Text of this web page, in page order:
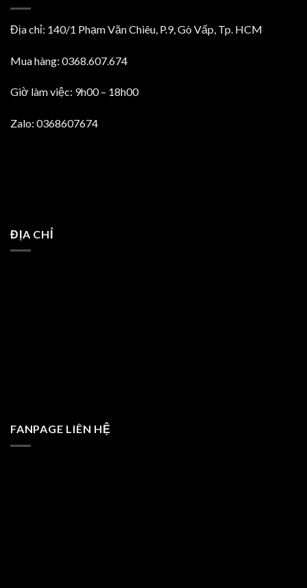
Địa chỉ: 140/1 Phạm Văn Chiêu, P.9, Gò Vấp, Tp. HCM
Mua hàng: 0368.607.674
Giờ làm việc: 9h00 – 18h00
Zalo: 0368607674
ĐỊA CHỈ
FANPAGE LIÊN HỆ